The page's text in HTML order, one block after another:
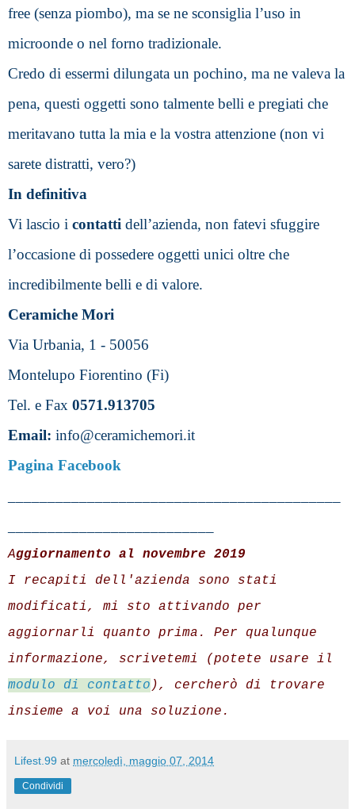
free (senza piombo), ma se ne sconsiglia l’uso in
microonde o nel forno tradizionale.
Credo di essermi dilungata un pochino, ma ne valeva la
pena, questi oggetti sono talmente belli e pregiati che
meritavano tutta la mia e la vostra attenzione (non vi
sarete distratti, vero?)
In definitiva
Vi lascio i contatti dell’azienda, non fatevi sfuggire
l’occasione di possedere oggetti unici oltre che
incredibilmente belli e di valore.
Ceramiche Mori
Via Urbania, 1 - 50056
Montelupo Fiorentino (Fi)
Tel. e Fax 0571.913705
Email: info@ceramichemori.it
Pagina Facebook
Aggiornamento al novembre 2019
I recapiti dell'azienda sono stati
modificati, mi sto attivando per
aggiornarli quanto prima. Per qualunque
modulo di contatto ), cercherò di trovare
insieme a voi una soluzione.
Lifest.99 at mercoledì, maggio 07, 2014
Condividi